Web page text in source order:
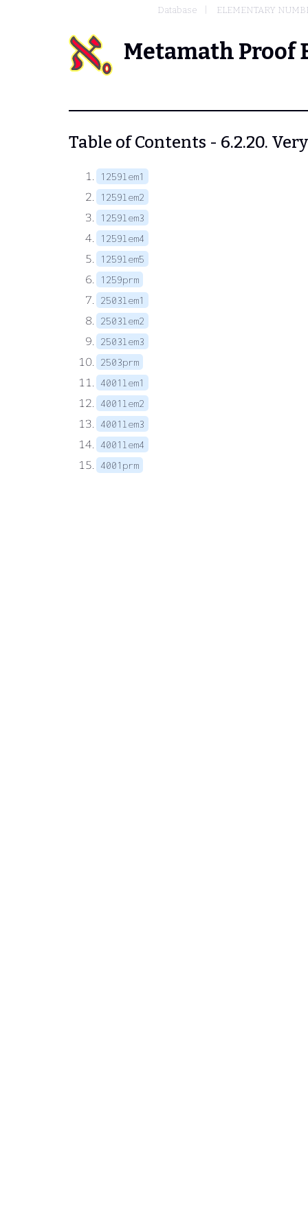
Database ELEMENTARY
Metamath Proof
Table of Contents - 6.2.20.
1259lem1
1259lem2
1259lem3
1259lem4
1259lem5
1259prm
2503lem1
2503lem2
2503lem3
2503prm
4001lem1
4001lem2
4001lem3
4001lem4
4001prm